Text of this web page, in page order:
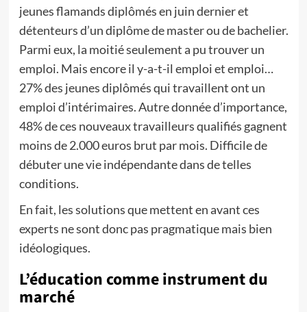
jeunes flamands diplômés en juin dernier et
détenteurs d’un diplôme de master ou de bachelier.
Parmi eux, la moitié seulement a pu trouver un
emploi. Mais encore il y-a-t-il emploi et emploi…
27% des jeunes diplômés qui travaillent ont un
emploi d’intérimaires. Autre donnée d’importance,
48% de ces nouveaux travailleurs qualifiés gagnent
moins de 2.000 euros brut par mois. Difficile de
débuter une vie indépendante dans de telles
conditions.
En fait, les solutions que mettent en avant ces
experts ne sont donc pas pragmatique mais bien
idéologiques.
L’éducation comme instrument du
marché